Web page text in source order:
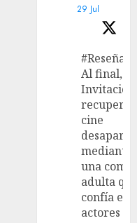
29 Jul
#Reseña
Al final,
recupera
cine
mediante
una
adulta
confía en
actores y